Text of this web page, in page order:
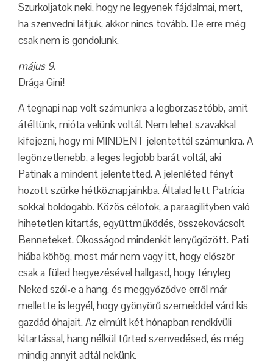
Szurkoljatok neki, hogy ne legyenek fájdalmai, mert,
ha szenvedni látjuk, akkor nincs tovább. De erre még
csak nem is gondolunk.
május 9.
Drága Gini!
A tegnapi nap volt számunkra a legborzasztóbb, amit
átéltünk, mióta velünk voltál. Nem lehet szavakkal
kifejezni, hogy mi MINDENT jelentettél számunkra. A
legönzetlenebb, a leges legjobb barát voltál, aki
Patinak a mindent jelentetted. A jelenléted fényt
hozott szürke hétköznapjainkba. Általad lett Patrícia
sokkal boldogabb. Közös célotok, a paraagilityben való
hihetetlen kitartás, együttműködés, összekovácsolt
Benneteket. Okosságod mindenkit lenyűgözött. Pati
hiába köhög, most már nem vagy itt, hogy először
csak a füled hegyezésével hallgasd, hogy tényleg
Neked szól-e a hang, és meggyőződve erről már
mellette is legyél, hogy gyönyörű szemeiddel várd kis
gazdád óhajait. Az elmúlt két hónapban rendkívüli
kitartással, hang nélkül tűrted szenvedésed, és még
mindig annyit adtál nekünk.